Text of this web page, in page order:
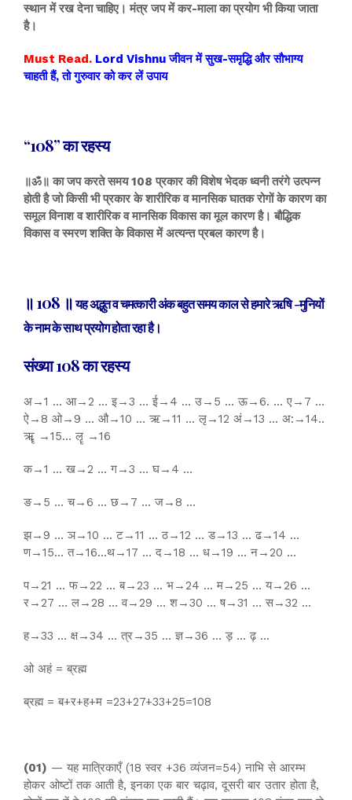
स्थान में रख देना चाहिए। मंत्र जप में कर-माला का प्रयोग भी किया जाता
है।
Must Read. Lord Vishnu जीवन में सुख-समृद्धि और सौभाग्य
चाहती हैं, तो गुरुवार को कर लें उपाय
“108” का रहस्य
॥ॐ॥ का जप करते समय 108 प्रकार की विशेष भेदक ध्वनी तरंगे उत्पन्न
होती है जो किसी भी प्रकार के शारीरिक व मानसिक घातक रोगों के कारण का
समूल विनाश व शारीरिक व मानसिक विकास का मूल कारण है। बौद्धिक
विकास व स्मरण शक्ति के विकास में अत्यन्त प्रबल कारण है।
॥ 108 ॥यह अद्भुत व चमत्कारी अंक बहुत समय काल से हमारे ऋषि -मुनियों
के नाम के साथ प्रयोग होता रहा है।
संख्या 108 का रहस्य
अ→1 … आ→2 … इ→3 … ई→4 … उ→5 … ऊ→6. … ए→7 …
ऐ→8 ओ→9 … औ→10 … ऋ→11 … लृ→12 अं→13 … अ:→14..
ऋॄ →15… लॄ →16
क→1 … ख→2 … ग→3 … घ→4 …
ङ→5 … च→6 … छ→7 … ज→8 …
झ→9 … ञ→10 … ट→11 … ठ→12 … ड→13 … ढ→14 …
ण→15… त→16…थ→17 … द→18 … ध→19 … न→20 …
प→21 … फ→22 … ब→23 … भ→24 … म→25 … य→26 …
र→27 … ल→28 … व→29 … श→30 … ष→31 … स→32 …
ह→33 … क्ष→34 … त्र→35 … ज्ञ→36 … ड़ … ढ़ …
ओ अहं = ब्रह्म
ब्रह्म = ब+र+ह+म =23+27+33+25=108
(01) — यह मात्रिकाएँ (18 स्वर +36 व्यंजन=54) नाभि से आरम्भ
होकर ओष्टों तक आती है, इनका एक बार चढ़ाव, दूसरी बार उतार होता है,